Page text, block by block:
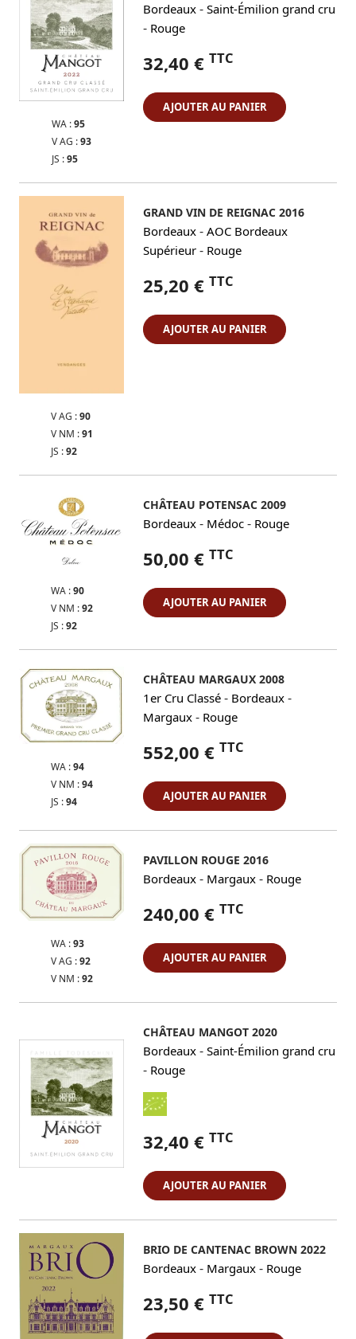
WA :95
V AG :93
JS :95
Bordeaux - Saint-Émilion grand cru
- Rouge
32,40 € TTC
AJOUTER AU PANIER
V AG :90
V NM :91
JS :92
GRAND VIN DE REIGNAC 2016
Bordeaux - AOC Bordeaux
Supérieur - Rouge
25,20 € TTC
AJOUTER AU PANIER
WA :90
V NM :92
JS :92
CHÂTEAU POTENSAC 2009
Bordeaux - Médoc - Rouge
50,00 € TTC
AJOUTER AU PANIER
WA :94
V NM :94
JS :94
CHÂTEAU MARGAUX 2008
1er Cru Classé - Bordeaux -
Margaux - Rouge
552,00 € TTC
AJOUTER AU PANIER
WA :93
V AG :92
V NM :92
PAVILLON ROUGE 2016
Bordeaux - Margaux - Rouge
240,00 € TTC
AJOUTER AU PANIER
CHÂTEAU MANGOT 2020
Bordeaux - Saint-Émilion grand cru
- Rouge
32,40 € TTC
AJOUTER AU PANIER
BRIO DE CANTENAC BROWN 2022
Bordeaux - Margaux - Rouge
23,50 € TTC